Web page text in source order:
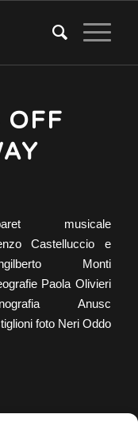
musicale
Castelluccio e
Monti
Paola Olivieri
Anusc
foto Neri Oddo